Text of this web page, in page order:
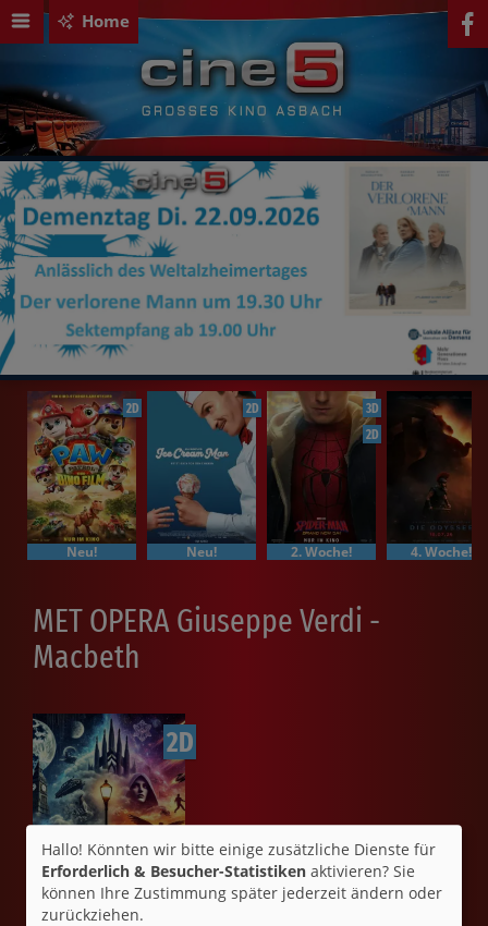
Home
2D
Neu!
2D
Neu!
3D
2D
2. Woche! 4. Woche!
MET OPERA Giuseppe Verdi -
Macbeth
2D
Hallo! Könnten wir bitte einige zusätzliche Dienste für
Erforderlich & Besucher-Statistiken aktivieren? Sie
können Ihre Zustimmung später jederzeit ändern oder
zurückziehen.